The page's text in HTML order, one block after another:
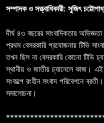
সম্পাদক ও সত্ত্বাধিকারী: সুজিৎ
দীর্ঘ ৪৩ বছরের সাংবাদিকতার
প্রথম বেসরকারি প্রযোজনায় টিভি
তখন ছিল না বেসরকারি কোনো টিভি
স্থানীয় ও জাতীয় চ্যানেলে কাজ। এই
সংকল্পে রংহীন সংবাদ পরিবেশনে
সমালোচনা।